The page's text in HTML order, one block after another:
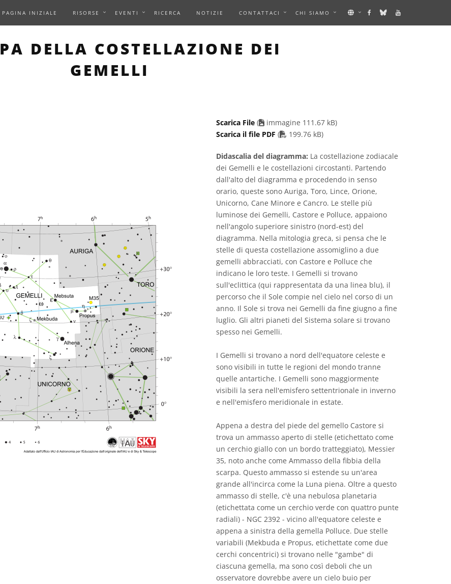
PAGINA INIZIALE RISORSE EVENTI RICERCA NOTIZIE CONTATTACI CHI SIAMO
DESCRIBES AN IMAGE
DELLA COSTELLAZIONE DEI
GEMELLI
Scarica File (
immagine 111.67 kB)
Scarica il file PDF ( PDF file
199.76 kB)
Didascalia del diagramma: La costellazione zodiacale
dei Gemelli e le costellazioni circostanti. Partendo
dall'alto del diagramma e procedendo in senso
orario, queste sono Auriga, Toro, Lince, Orione,
Unicorno, Cane Minore e Cancro. Le stelle più
luminose dei Gemelli, Castore e Polluce, appaiono
nell'angolo superiore sinistro (nord-est) del
diagramma. Nella mitologia greca, si pensa che le
stelle di questa costellazione assomiglino a due
gemelli abbracciati, con Castore e Polluce che
indicano le loro teste. I Gemelli si trovano
sull'eclittica (qui rappresentata da una linea blu), il
percorso che il Sole compie nel cielo nel corso di un
anno. Il Sole si trova nei Gemelli da fine giugno a fine
luglio. Gli altri pianeti del Sistema solare si trovano
spesso nei Gemelli.
I Gemelli si trovano a nord dell'equatore celeste e
sono visibili in tutte le regioni del mondo tranne
quelle antartiche. I Gemelli sono maggiormente
visibili la sera nell'emisfero settentrionale in inverno
e nell'emisfero meridionale in estate.
Appena a destra del piede del gemello Castore si
trova un ammasso aperto di stelle (etichettato come
un cerchio giallo con un bordo tratteggiato), Messier
35, noto anche come Ammasso della fibbia della
scarpa. Questo ammasso si estende su un'area
grande all'incirca come la Luna piena. Oltre a questo
ammasso di stelle, c'è una nebulosa planetaria
(etichettata come un cerchio verde con quattro punte
radiali) - NGC 2392 - vicino all'equatore celeste e
appena a sinistra della gemella Polluce. Due stelle
variabili (Mekbuda e Propus, etichettate come due
cerchi concentrici) si trovano nelle "gambe" di
ciascuna gemella, ma sono così deboli che un
osservatore dovrebbe avere un cielo buio per